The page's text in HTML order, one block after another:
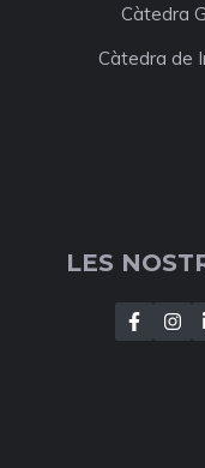
Càtedra
Càtedra de
LES